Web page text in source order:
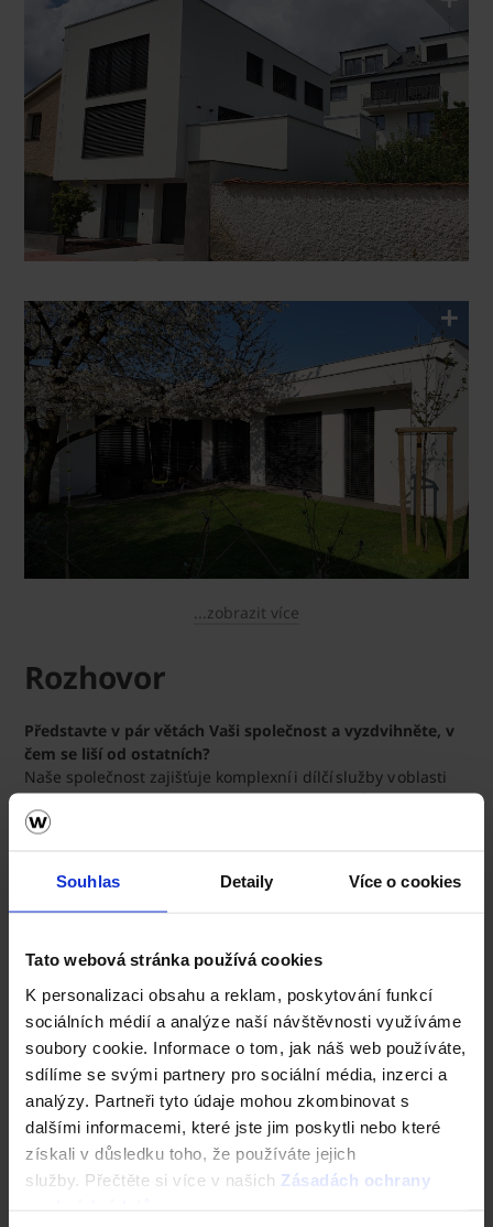
Souhlas Detaily Více o cookies
Tato webová stránka používá cookies
K personalizaci obsahu a reklam, poskytování funkcí
sociálních médií a analýze naší návštěvnosti využíváme
soubory cookie. Informace o tom, jak náš web používáte,
sdílíme se svými partnery pro sociální média, inzerci a
analýzy. Partneři tyto údaje mohou zkombinovat s
dalšími informacemi, které jste jim poskytli nebo které
získali v důsledku toho, že používáte jejich
služby. Přečtěte si více v našich Zásadách ochrany
...zobrazit více
Rozhovor
Představte v pár větách Vaši společnost a vyzdvihněte, v
čem se liší od ostatních?
Naše společnost zajišťuje komplexní i dílčí služby v oblasti
stavebnictví podle aktuálních potřeb zákazníků. Ke každé
stavbě přistupujeme jako k vlastní investici. Před zahájením
nejefektivnější řešení s ohledem na funkčnost, životnost i
vynaložené finanční prostředky. Kromě výstavby budov
řešíme také fotovoltaiku, bazény, jezírka, zahrady, závlahy
firmy na dodělání příslušenství k domu.
Jaké výhody podle Vás v současné době mohou ovlivnit
stavebníky?
Komplexní servis, který zahrnuje revizi projektové
dokumentace včetně navržených materiálů a technologií,
vyřízení stavebního povolení, realizaci stavby na klíč a
zajištění kolaudace. Většinu profesí zajišťujeme vlastními
zaměstnanci, takže nevznikají komplikace při návaznosti
jednotlivých profesí, které stavbu často prodlužují a
prodražují.